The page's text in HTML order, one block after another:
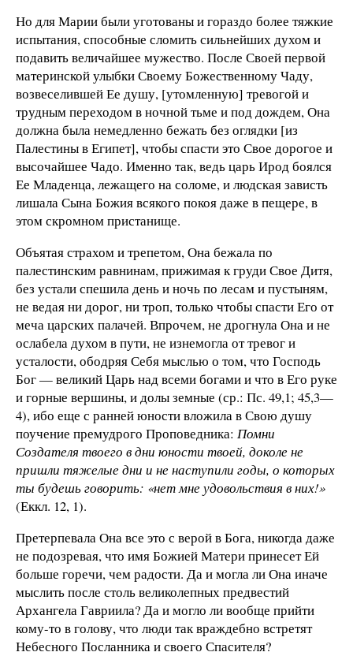
Но для Марии были уготованы и гораздо более тяжкие
испытания, способные сломить сильнейших духом и
подавить величайшее мужество. После Своей первой
материнской улыбки Своему Божественному Чаду,
возвеселившей Ее душу, [утомленную] тревогой и
трудным переходом в ночной тьме и под дождем, Она
должна была немедленно бежать без оглядки [из
Палестины в Египет], чтобы спасти это Свое дорогое и
высочайшее Чадо. Именно так, ведь царь Ирод боялся
Ее Младенца, лежащего на соломе, и людская зависть
лишала Сына Божия всякого покоя даже в пещере, в
этом скромном пристанище.
Объятая страхом и трепетом, Она бежала по
палестинским равнинам, прижимая к груди Свое Дитя,
без устали спешила день и ночь по лесам и пустыням,
не ведая ни дорог, ни троп, только чтобы спасти Его от
меча царских палачей. Впрочем, не дрогнула Она и не
ослабела духом в пути, не изнемогла от тревог и
усталости, ободряя Себя мыслью о том, что Господь
Бог — великий Царь над всеми богами и что в Его руке
и горные вершины, и долы земные (ср.: Пс. 49,1; 45,3—
4), ибо еще с ранней юности вложила в Свою душу
поучение премудрого Проповедника: Помни
Создателя твоего в дни юности твоей, доколе не
пришли тяжелые дни и не наступили годы, о которых
ты будешь говорить: «нет мне удовольствия в них!»
(Еккл. 12, 1).
Претерпевала Она все это с верой в Бога, никогда даже
не подозревая, что имя Божией Матери принесет Ей
больше горечи, чем радости. Да и могла ли Она иначе
мыслить после столь великолепных предвестий
Архангела Гавриила? Да и могло ли вообще прийти
кому-то в голову, что люди так враждебно встретят
Небесного Посланника и своего Спасителя?